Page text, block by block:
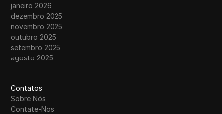
janeiro 2026
dezembro 2025
novembro 2025
outubro 2025
setembro 2025
agosto 2025
Contatos
Sobre Nós
Contate-Nos